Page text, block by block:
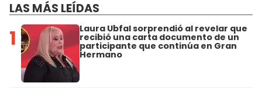
LAS MÁS LEÍDAS
1 Laura Ubfal sorprendió al revelar que
recibió una carta documento de un
participante que continúa en Gran
Hermano